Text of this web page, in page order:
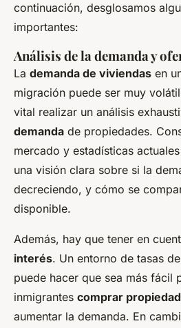
continuación, desglosamos
importantes:
Análisis de la demanda y
La demanda de viviendas en
migración puede ser muy
vital realizar un análisis
demanda de propiedades.
mercado y estadísticas
una visión clara sobre si la
decreciendo, y cómo se
disponible.
Además, hay que tener en
interés. Un entorno de tasas
puede hacer que sea más fácil
inmigrantes comprar
aumentar la demanda. En